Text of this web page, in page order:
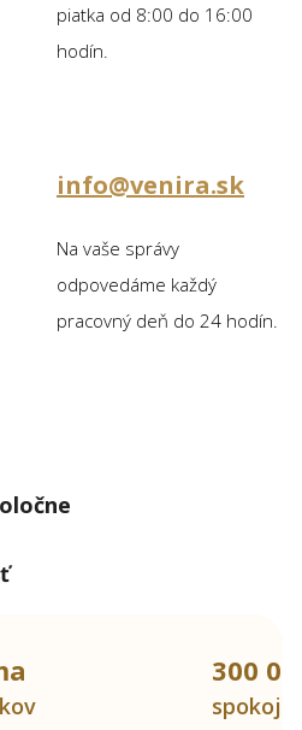
piatka od 8:00 do 16:00
hodín.
info@venira.sk
Na vaše správy
odpovedáme každý
pracovný deň do 24 hodín.
300